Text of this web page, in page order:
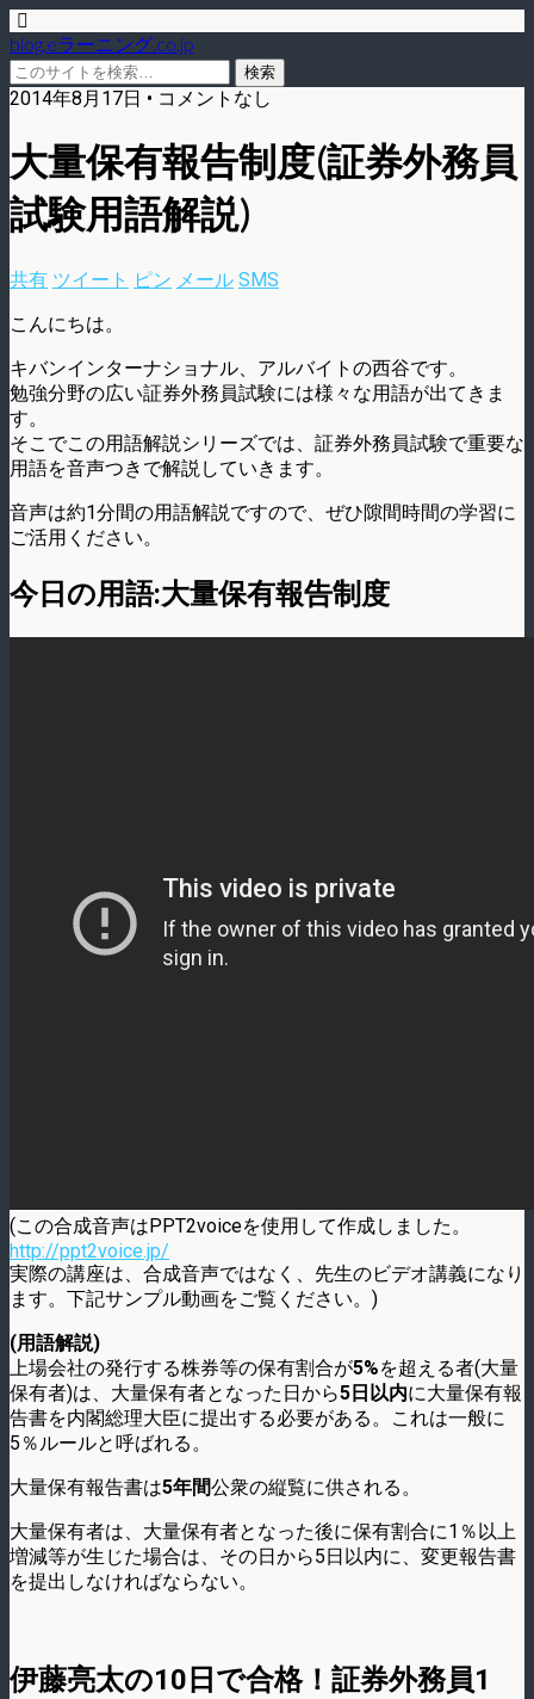
blog.eラーニング.co.jp
2014年8月17日 • コメントなし
大量保有報告制度(証券外務員
試験用語解説)
共有 ツイート ピン メール SMS
こんにちは。
キバンインターナショナル、アルバイトの西谷です。
勉強分野の広い証券外務員試験には様々な用語が出てきま
す。
そこでこの用語解説シリーズでは、証券外務員試験で重要な
用語を音声つきで解説していきます。
音声は約1分間の用語解説ですので、ぜひ隙間時間の学習に
ご活用ください。
今日の用語:大量保有報告制度
(この合成音声はPPT2voiceを使用して作成しました。
http://ppt2voice.jp/
実際の講座は、合成音声ではなく、先生のビデオ講義になり
ます。下記サンプル動画をご覧ください。)
(用語解説)
上場会社の発行する株券等の保有割合が5%を超える者(大量
保有者)は、大量保有者となった日から5日以内に大量保有報
告書を内閣総理大臣に提出する必要がある。これは一般に
5％ルールと呼ばれる。
大量保有報告書は5年間公衆の縦覧に供される。
大量保有者は、大量保有者となった後に保有割合に1％以上
増減等が生じた場合は、その日から5日以内に、変更報告書
を提出しなければならない。
伊藤亮太の10日で合格！証券外務員1